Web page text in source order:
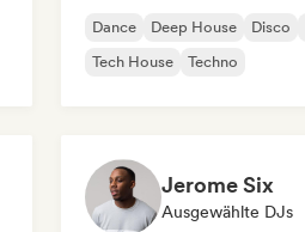
Dance Deep House Disco
Tech House
Techno
Jerome Six
Ausgewählte DJs